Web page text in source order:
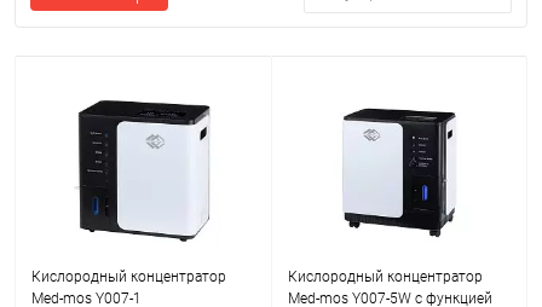
Кислородный концентратор
Med-mos Y007-1
Кислородный концентратор
Med-mos Y007-5W с функцией